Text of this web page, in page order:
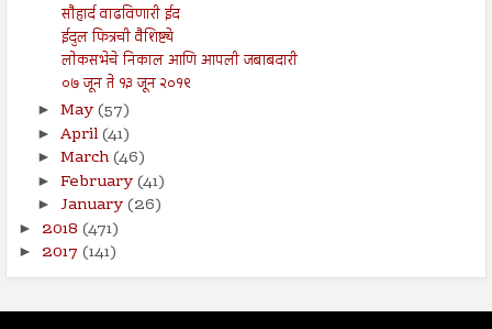
सौहार्द वाढविणारी ईद
ईदुल फित्रची वैशिष्ट्ये
लोकसभेचे निकाल आणि आपली जबाबदारी
०७ जून ते १३ जून २०१९
► May(57)
► April(41)
► March(46)
► February(41)
► January(26)
► 2018 (471)
► 2017 (141)